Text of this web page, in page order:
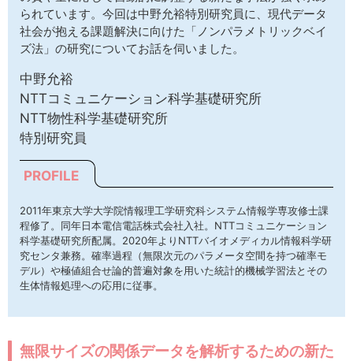
られています。今回は中野允裕特別研究員に、現代データ
社会が抱える課題解決に向けた「ノンパラメトリックベイ
ズ法」の研究についてお話を伺いました。
中野允裕
NTTコミュニケーション科学基礎研究所
NTT物性科学基礎研究所
特別研究員
PROFILE
2011年東京大学大学院情報理工学研究科システム情報学専攻修士課
程修了。同年日本電信電話株式会社入社。NTTコミュニケーション
科学基礎研究所配属。2020年よりNTTバイオメディカル情報科学研
究センタ兼務。確率過程（無限次元のパラメータ空間を持つ確率モ
デル）や極値組合せ論的普遍対象を用いた統計的機械学習法とその
生体情報処理への応用に従事。
無限サイズの関係データを解析するための新た